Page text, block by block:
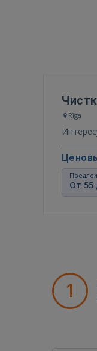
Rīga
От 55
1